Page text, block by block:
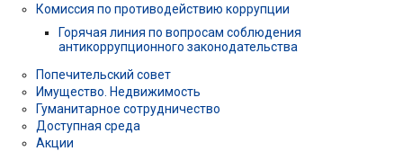
Комиссия по противодействию коррупции
Горячая линия по вопросам соблюдения
антикоррупционного законодательства
Попечительский совет
Имущество. Недвижимость
Гуманитарное сотрудничество
Доступная среда
Акции